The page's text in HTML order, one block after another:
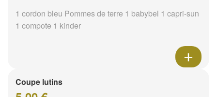
1 cordon bleu Pommes de terre 1 babybel 1 capri-sun
1 compote 1 kinder
Coupe lutins